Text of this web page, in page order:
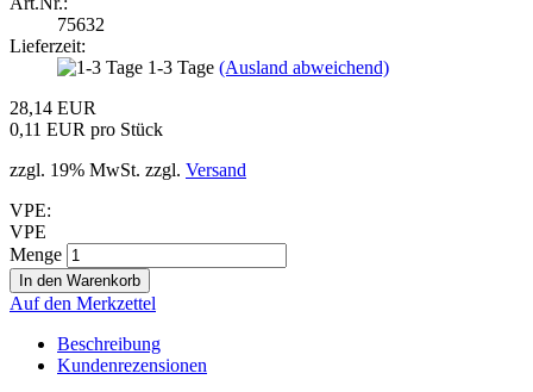
75632
Lieferzeit:
1-3 Tage (Ausland abweichend)
28,14 EUR
0,11 EUR pro Stück
zzgl. 19% MwSt. zzgl. Versand
VPE:
VPE
Menge
Auf den Merkzettel
Beschreibung
Kundenrezensionen